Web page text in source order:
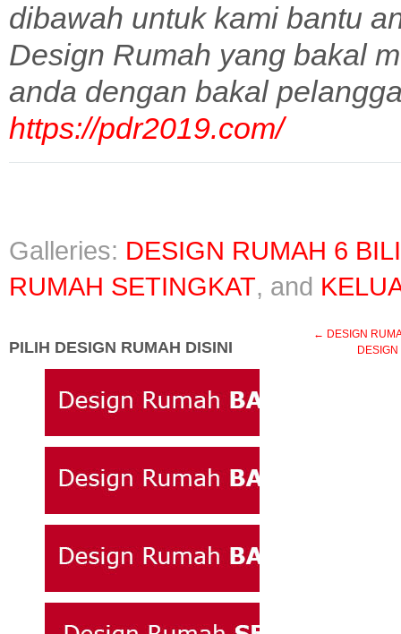
dibawah untuk kami bantu
Design Rumah yang bakal
anda dengan bakal
https://pdr2019.com/
Galleries: DESIGN RUMAH 6
RUMAH SETINGKAT, and
← DESIGN
PILIH DESIGN RUMAH DISINI